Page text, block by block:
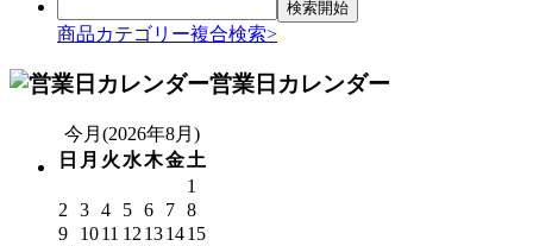
商品カテゴリー複合検索>
営業日カレンダー
今月(2026年8月)
日 月 火 水木金土
1
2
3 4 5 6 7 8
9
1011 12 131415